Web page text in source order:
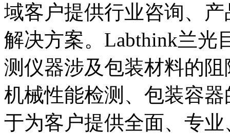
域客户提供行业咨询、
解决方案。Labthink兰光
测仪器涉及包装材料的
机械性能检测、包装容
于为客户提供全面、专